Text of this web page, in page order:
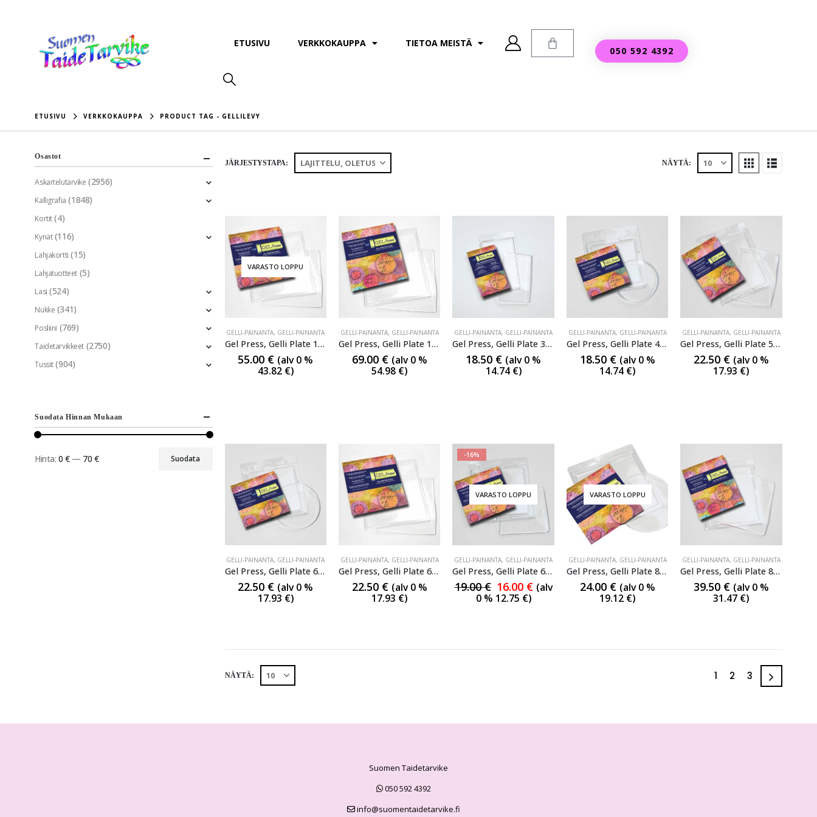
ETUSIVU VERKKOKAUPPA TIETOA MEISTÄ
050 592 4392
ETUSIVU VERKKOKAUPPA PRODUCT TAG - GELLILEVY
JÄRJESTYSTAPA: NÄYTÄ:
VARASTO LOPPU
GELLI-PAINANTA, GELLI-PAINANTA
Gel Press, Gelli Plate 12×12″
55.00 € (alv 0 %
43.82 €)
GELLI-PAINANTA, GELLI-PAINANTA
Gel Press, Gelli Plate 12×14″
69.00 € (alv 0 %
54.98 €)
GELLI-PAINANTA, GELLI-PAINANTA
Gel Press, Gelli Plate 3×5″
18.50 € (alv 0 %
14.74 €)
GELLI-PAINANTA, GELLI-PAINANTA
Gel Press, Gelli Plate 4″ pyöreä
18.50 € (alv 0 %
14.74 €)
GELLI-PAINANTA, GELLI-PAINANTA
Gel Press, Gelli Plate 5×7″
22.50 € (alv 0 %
17.93 €)
GELLI-PAINANTA, GELLI-PAINANTA
Gel Press, Gelli Plate 6″ pyöreä
22.50 € (alv 0 %
17.93 €)
GELLI-PAINANTA, GELLI-PAINANTA
Gel Press, Gelli Plate 6×6″
22.50 € (alv 0 %
17.93 €)
-16%
VARASTO LOPPU
GELLI-PAINANTA, GELLI-PAINANTA
Gel Press, Gelli Plate 6×6″ irtotuote koululaispakkauksesta
19.00€ 16.00 € (alv
0 % 12.75 €)
VARASTO LOPPU
GELLI-PAINANTA, GELLI-PAINANTA
Gel Press, Gelli Plate 8″ pyöreä
24.00 € (alv 0 %
19.12 €)
GELLI-PAINANTA, GELLI-PAINANTA
Gel Press, Gelli Plate 8×10″
39.50 € (alv 0 %
31.47 €)
NÄYTÄ: 1 2 3
Osastot
Askartelutarvike (2956)
Kalligrafia (1848)
Kortit (4)
Kynät (116)
Lahjakortti (15)
Lahjatuotteet (5)
Lasi (524)
Nukke (341)
Posliini (769)
Taidetarvikkeet (2750)
Tussit (904)
Suodata Hinnan Mukaan
Suodata
Hinta: 0 €— 70 €
Suomen Taidetarvike
050 592 4392
info@suomentaidetarvike.fi